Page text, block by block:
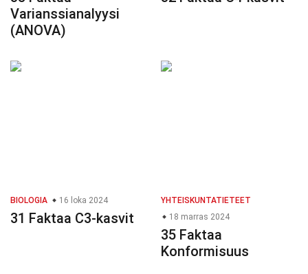
Varianssianalyysi
(ANOVA)
BIOLOGIA 16 loka 2024
31 Faktaa C3-kasvit
YHTEISKUNTATIETEET
18 marras 2024
35 Faktaa
Konformisuus